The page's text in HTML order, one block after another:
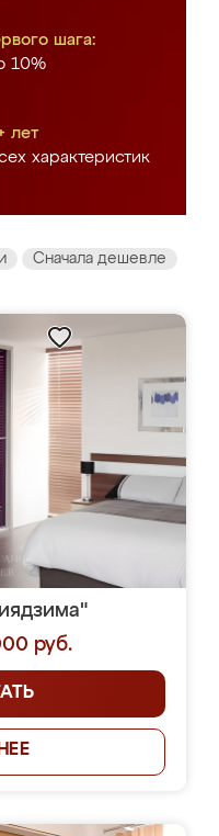
шага:
10%
лет
характеристик
Сначала дешевле
руб.